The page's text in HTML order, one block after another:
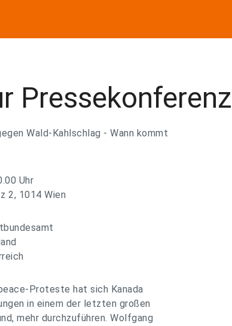
Pressekonferenz
Wald-Kahlschlag - Wann kommt
Uhr
2, 1014 Wien
Proteste hat sich Kanada
in einem der letzten großen
mehr durchzuführen. Wolfgang